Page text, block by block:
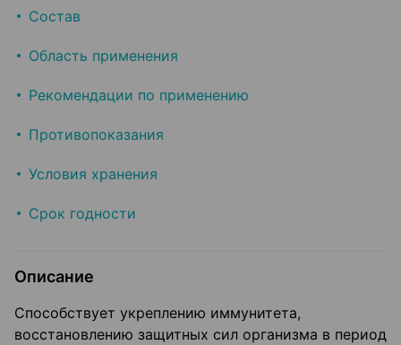
Состав
Область применения
Рекомендации по применению
Противопоказания
Условия хранения
Срок годности
Описание
Способствует укреплению иммунитета,
восстановлению защитных сил организма в период